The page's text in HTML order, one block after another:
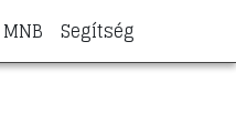
MNB Segítség